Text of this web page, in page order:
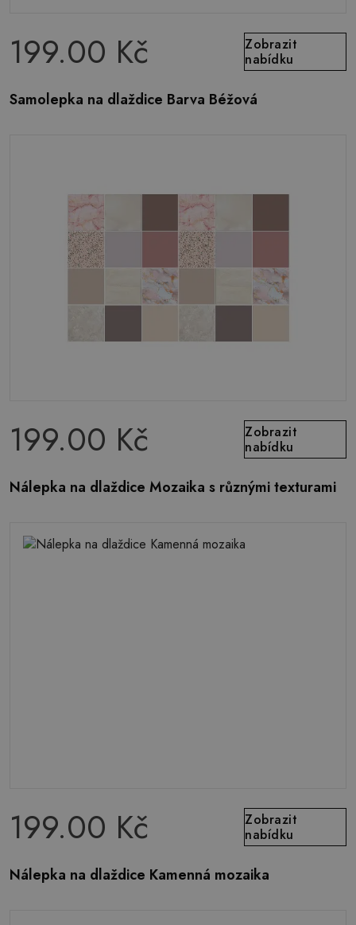
199.00 Kč
Zobrazit
nabídku
Samolepka na dlaždice Barva Béžová
199.00 Kč
Zobrazit
nabídku
Nálepka na dlaždice Mozaika s různými texturami
199.00 Kč
Zobrazit
nabídku
Nálepka na dlaždice Kamenná mozaika